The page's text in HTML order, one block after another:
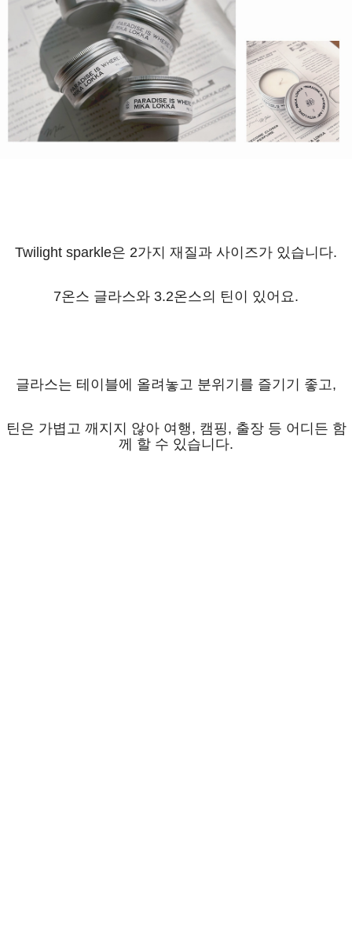
Twilight sparkle은 2가지 재질과 사이즈가 있습니다.
7온스 글라스와 3.2온스의 틴이 있어요.
글라스는 테이블에 올려놓고 분위기를 즐기기 좋고,
틴은 가볍고 깨지지 않아 여행, 캠핑, 출장 등 어디든 함
께 할 수 있습니다.